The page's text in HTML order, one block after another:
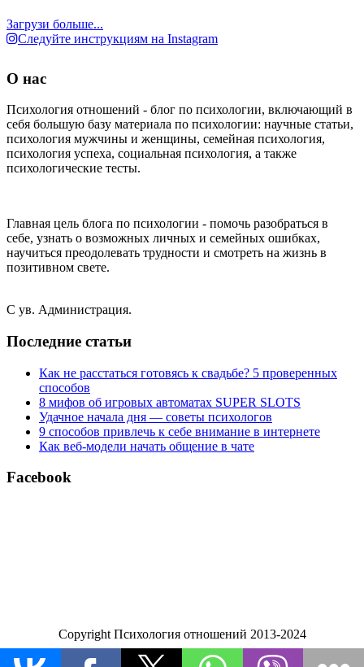
Загрузи больше...
Следуйте инструкциям на Instagram
О нас
Психология отношений - блог по психологии, включающий в
себя большую базу материала по психологии: научные статьи,
психология мужчины и женщины, семейная психология,
психология успеха, социальная психология, а также
психологические тесты.
Главная цель блога по психологии - помочь разобраться в
себе, узнать о возможных личных и семейных ошибках,
научиться преодолевать трудности и смотреть на жизнь в
позитивном свете.
С ув. Администрация.
Последние статьи
Как не расстаться готовясь к свадьбе? 5 проверенных
способов
8 мифов об игровых автоматах SUPER SLOTS
Удачное начала дня — советы психологов
9 способов привлечь к себе внимание в интернете
Как веб-модели начать общение в чате
Facebook
Copyright Психология отношений 2013-2024